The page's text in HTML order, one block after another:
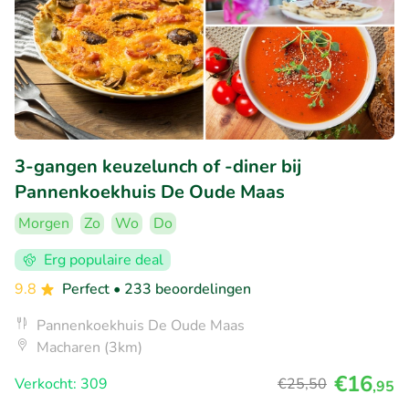
3-gangen keuzelunch of -diner bij
Pannenkoekhuis De Oude Maas
Morgen Zo Wo
Do
Erg populaire deal
9.8
Perfect • 233 beoordelingen
Pannenkoekhuis De Oude Maas
Macharen (3km)
Verkocht: 309
€25,50 €16,95